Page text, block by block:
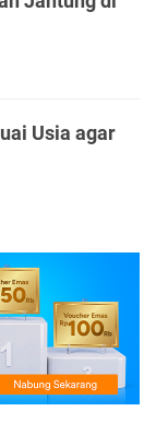
Usia agar